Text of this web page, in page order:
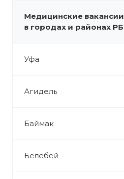
Медицинские вакансии
в городах и районах РБ
Уфа
Агидель
Баймак
Белебей